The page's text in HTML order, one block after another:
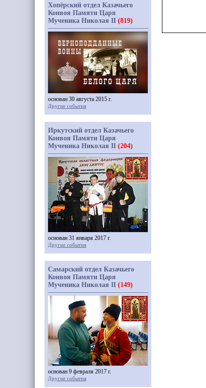
Хопёрский отдел Казачьего
Конвоя Памяти Царя
Мученика Николая II (819)
основан 30 августа 2015 г.
Другие события
Иркутский отдел Казачьего
Конвоя Памяти Царя
Мученика Николая II (204)
основан 31 января 2017 г.
Другие события
Самарский отдел Казачьего
Конвоя Памяти Царя
Мученика Николая II (149)
основан 9 февраля 2017 г.
Другие события